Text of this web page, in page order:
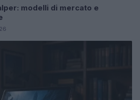
modelli di mercato e